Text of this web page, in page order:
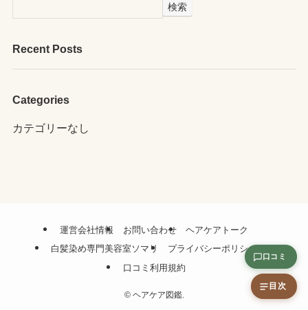
検索
Recent Posts
Categories
カテゴリーなし
運営会社情報 お問い合わせ
ヘアケアトーク
白髪染め専門美容室ソマリ
プライバシーポリシー
口コミ利用規約
©ヘアケア図鑑.
口コミ
目次